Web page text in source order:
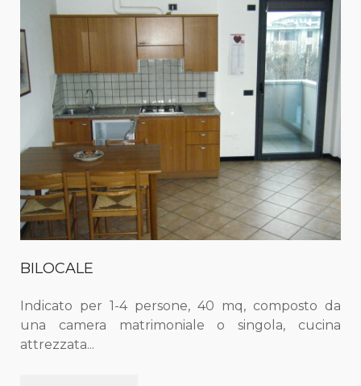
BILOCALE
Indicato per 1-4 persone, 40 mq, composto da
una camera matrimoniale o singola, cucina
attrezzata...